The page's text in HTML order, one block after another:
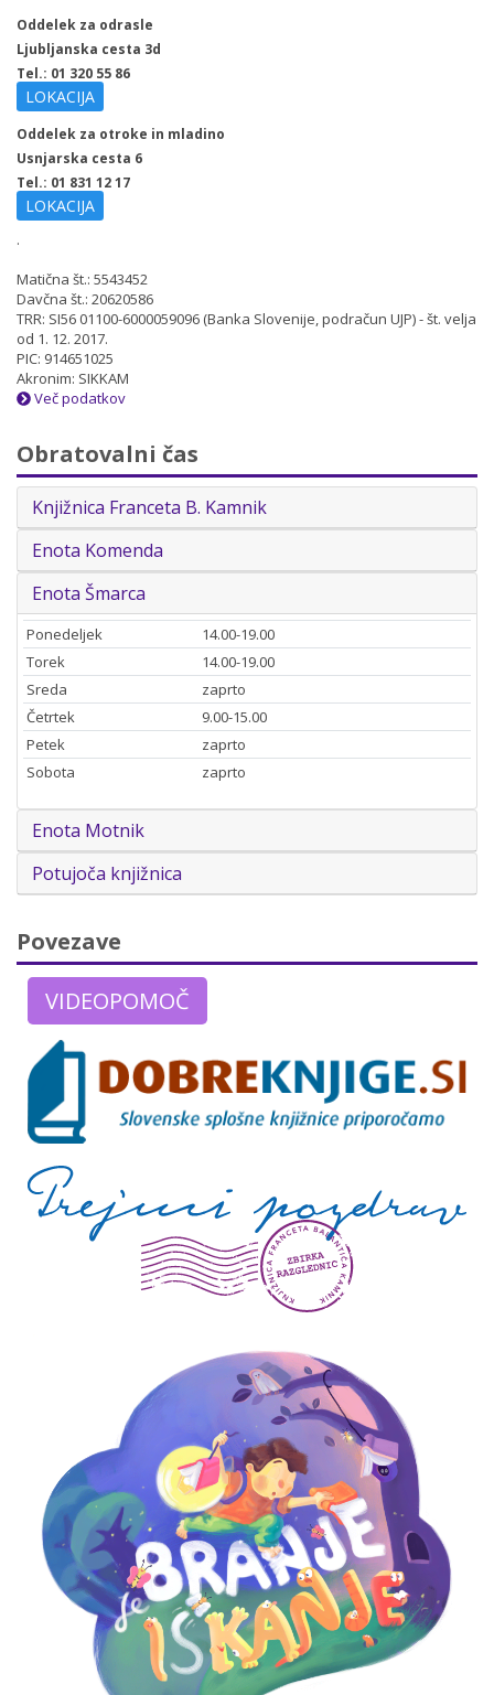
Oddelek za odrasle
Ljubljanska cesta 3d
Tel.: 01 320 55 86
LOKACIJA
Oddelek za otroke in mladino
Usnjarska cesta 6
Tel.: 01 831 12 17
LOKACIJA
.
Matična št.: 5543452
Davčna št.: 20620586
TRR: SI56 01100-6000059096 (Banka Slovenije, podračun UJP) - št. velja
od 1. 12. 2017.
PIC: 914651025
Akronim: SIKKAM
Več podatkov
Obratovalni čas
Knjižnica Franceta B. Kamnik
Enota Komenda
Enota Šmarca
Ponedeljek
14.00-19.00
Torek
14.00-19.00
Sreda
zaprto
Četrtek
9.00-15.00
Petek
zaprto
Sobota
zaprto
Enota Motnik
Potujoča knjižnica
Povezave
VIDEOPOMOČ